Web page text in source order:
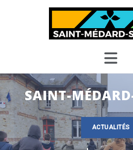
SAINT-
ACTUALITÉS